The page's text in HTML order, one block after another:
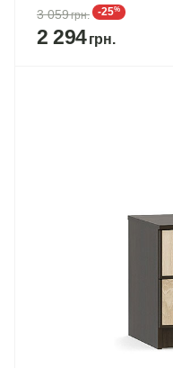
3 059 -25%
2 294